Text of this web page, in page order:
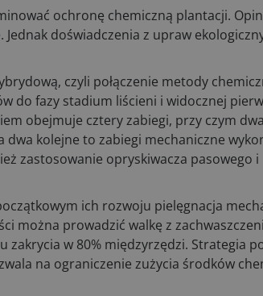
ochronę chemiczną plantacji.
doświadczenia z upraw
czyli połączenie metody
do fazy stadium liścieni i widocznej
obejmuje cztery zabiegi, przy czym
kolejne to zabiegi mechaniczne
zastosowanie opryskiwacza pasowego i
ich rozwoju pielęgnacja
można prowadzić walkę z
w 80% międzyrzędzi. Strategia
na ograniczenie zużycia środków